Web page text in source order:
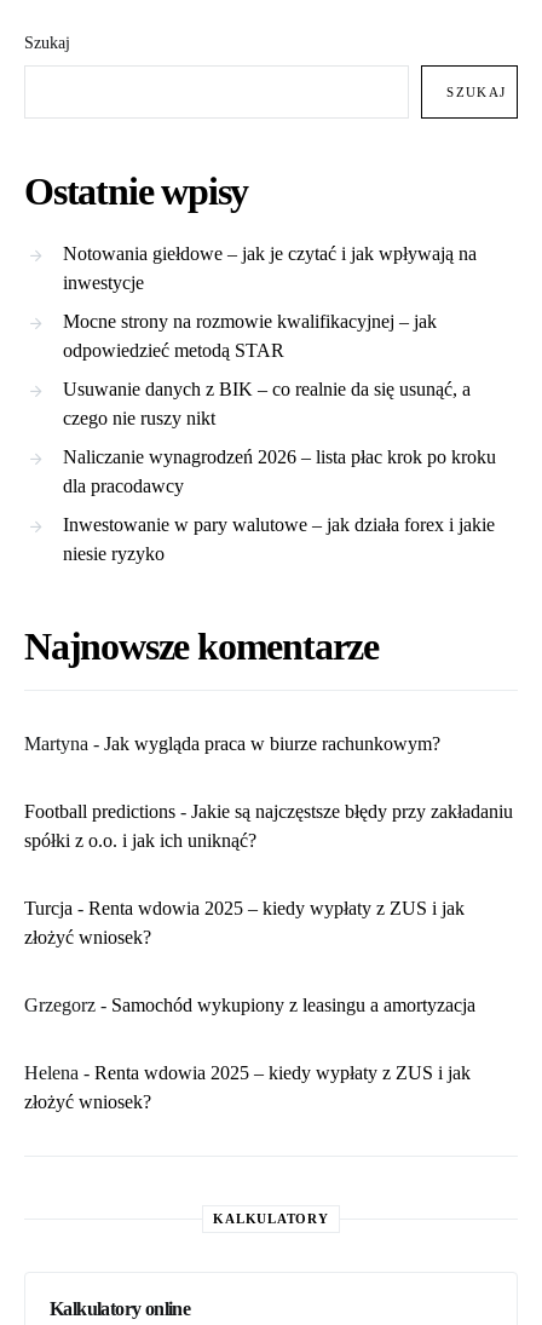
Szukaj
SZUKAJ
Ostatnie wpisy
Notowania giełdowe – jak je czytać i jak wpływają na
inwestycje
Mocne strony na rozmowie kwalifikacyjnej – jak
odpowiedzieć metodą STAR
Usuwanie danych z BIK – co realnie da się usunąć, a
czego nie ruszy nikt
Naliczanie wynagrodzeń 2026 – lista płac krok po kroku
dla pracodawcy
Inwestowanie w pary walutowe – jak działa forex i jakie
niesie ryzyko
Najnowsze komentarze
Martyna - ​Jak wygląda praca w biurze rachunkowym?
Football predictions - Jakie są najczęstsze błędy przy zakładaniu
spółki z o.o. i jak ich uniknąć?
Turcja - Renta wdowia 2025 – kiedy wypłaty z ZUS i jak
złożyć wniosek?
Grzegorz - Samochód wykupiony z leasingu a amortyzacja
Helena - Renta wdowia 2025 – kiedy wypłaty z ZUS i jak
złożyć wniosek?
KALKULATORY
Kalkulatory online